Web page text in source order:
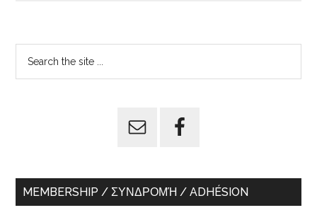
Primary
Sidebar
MEMBERSHIP / ΣΥΝΔΡΟΜΉ / ADHÉSION